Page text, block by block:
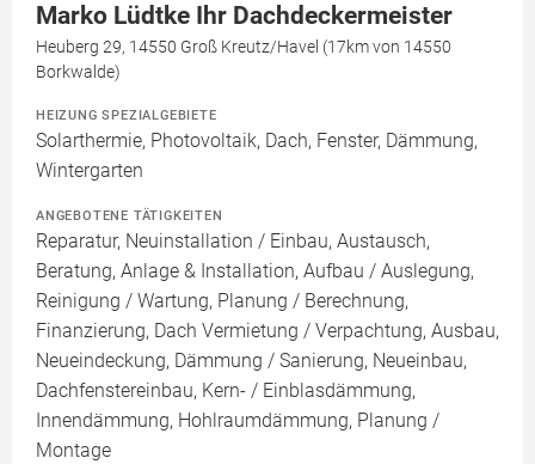
Marko Lüdtke Ihr Dachdeckermeister
Heuberg 29, 14550 Groß Kreutz/Havel (17km von 14550
Borkwalde)
HEIZUNG SPEZIALGEBIETE
Solarthermie, Photovoltaik, Dach, Fenster, Dämmung,
Wintergarten
ANGEBOTENE TÄTIGKEITEN
Reparatur, Neuinstallation / Einbau, Austausch,
Beratung, Anlage & Installation, Aufbau / Auslegung,
Reinigung / Wartung, Planung / Berechnung,
Finanzierung, Dach Vermietung / Verpachtung, Ausbau,
Neueindeckung, Dämmung / Sanierung, Neueinbau,
Dachfenstereinbau, Kern- / Einblasdämmung,
Innendämmung, Hohlraumdämmung, Planung /
Montage